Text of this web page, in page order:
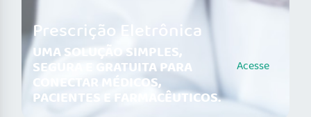
Prescrição Eletrônica
UMA SOLUÇÃO SIMPLES,
SEGURA E GRATUITA PARA
CONECTAR MÉDICOS,
PACIENTES E FARMACÊUTICOS.
Acesse